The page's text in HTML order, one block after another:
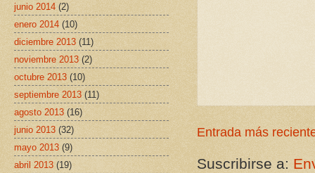
Entrada más
Suscribirse a:
junio 2014 (2)
enero 2014 (10)
diciembre 2013 (11)
noviembre 2013 (2)
octubre 2013 (10)
septiembre 2013 (11)
agosto 2013 (16)
junio 2013 (32)
mayo 2013 (9)
abril 2013 (19)